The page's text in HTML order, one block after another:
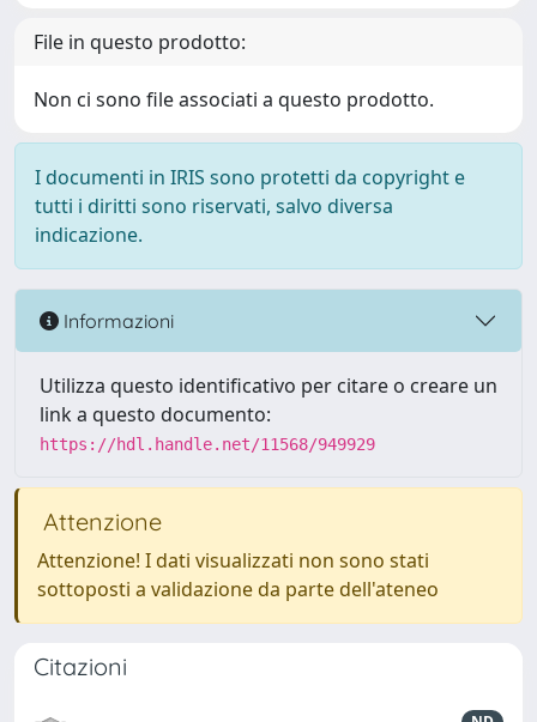
File in questo prodotto:
Non ci sono file associati a questo prodotto.
I documenti in IRIS sono protetti da copyright e
tutti i diritti sono riservati, salvo diversa
indicazione.
Informazioni
Utilizza questo identificativo per citare o creare un
link a questo documento:
https://hdl.handle.net/11568/949929
Attenzione
Attenzione! I dati visualizzati non sono stati
sottoposti a validazione da parte dell'ateneo
Citazioni